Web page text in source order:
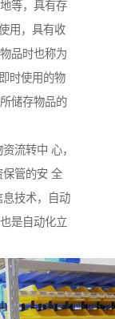
等，具有存
用，具有收
品时也称为
时使用的物
储存物品的
流转中 心，
保管的安 全
技术，自动
是自动化立